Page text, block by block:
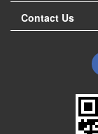
Contact Us